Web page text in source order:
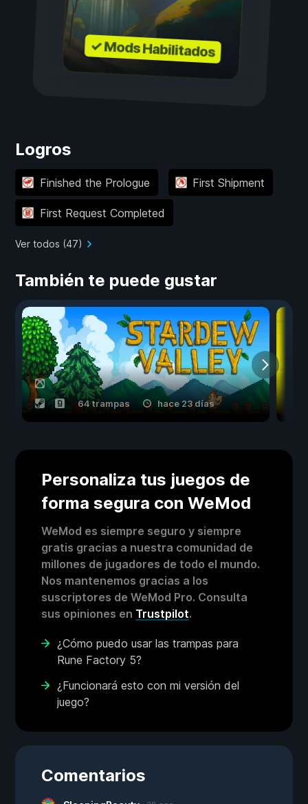
✓ Mods Habilitados
Logros
Finished the Prologue First Shipment
First Request Completed
Ver todos (47)
También te puede gustar
64 trampas hace 23 días
Personaliza tus juegos de
forma segura con WeMod
WeMod es siempre seguro y siempre
gratis gracias a nuestra comunidad de
millones de jugadores de todo el mundo.
Nos mantenemos gracias a los
suscriptores de WeMod Pro. Consulta
sus opiniones en Trustpilot.
¿Cómo puedo usar las trampas para
Rune Factory 5?
¿Funcionará esto con mi versión del
juego?
Comentarios